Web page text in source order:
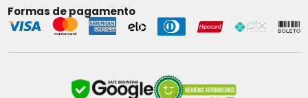
Formas de pagamento